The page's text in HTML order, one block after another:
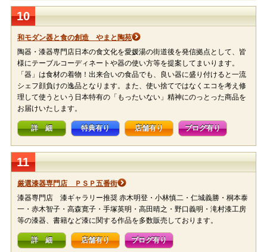
10
和モダン器と食の創造 やまと陶苑
陶器・漆器専門店日本の食文化を愛媛湯の街道後を発信拠点として、皆
様にテーブルコーディネートや器の使い方等を提案してまいります。
「器」は食材の着物！出来合いの食品でも、良い器に盛り付けると一流
シェフ顔負けの逸品となります。また、使い捨てではなくエコを考え修
理して使うという日本特有の「もったいない」精神にのっとった商品を
お届けいたします。
詳 細 特典有り 店舗有り ブログ有り
11
厳選漆器専門店 ＰＳＰ五番街
漆器専門店 漆ギャラリー推奨 赤木明登・小林慎二・仁城義勝・桐本泰
一・赤木智子・高森寛子・手塚英明・高田晴之・野口義明・滝村漆工房
等の漆器、書籍など漆に関する作品を多数販売しております。
詳 細 店舗有り ブログ有り